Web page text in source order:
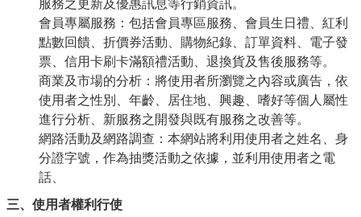
服務之更新及優惠訊息等行銷資訊。
會員專屬服務：包括會員專區服務、會員生日禮、紅利
點數回饋、折價券活動、購物紀錄、訂單資料、電子發
票、信用卡刷卡滿額禮活動、退換貨及售後服務等。
商業及市場的分析：將使用者所瀏覽之內容或廣告，依
使用者之性別、年齡、居住地、興趣、嗜好等個人屬性
進行分析、新服務之開發與既有服務之改善等。
網路活動及網路調查：本網站將利用使用者之姓名、身
分證字號，作為抽獎活動之依據，並利用使用者之電
話、
三、使用者權利行使